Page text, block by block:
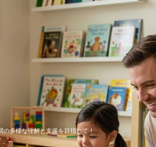
の多様な理解と支援を目指して！